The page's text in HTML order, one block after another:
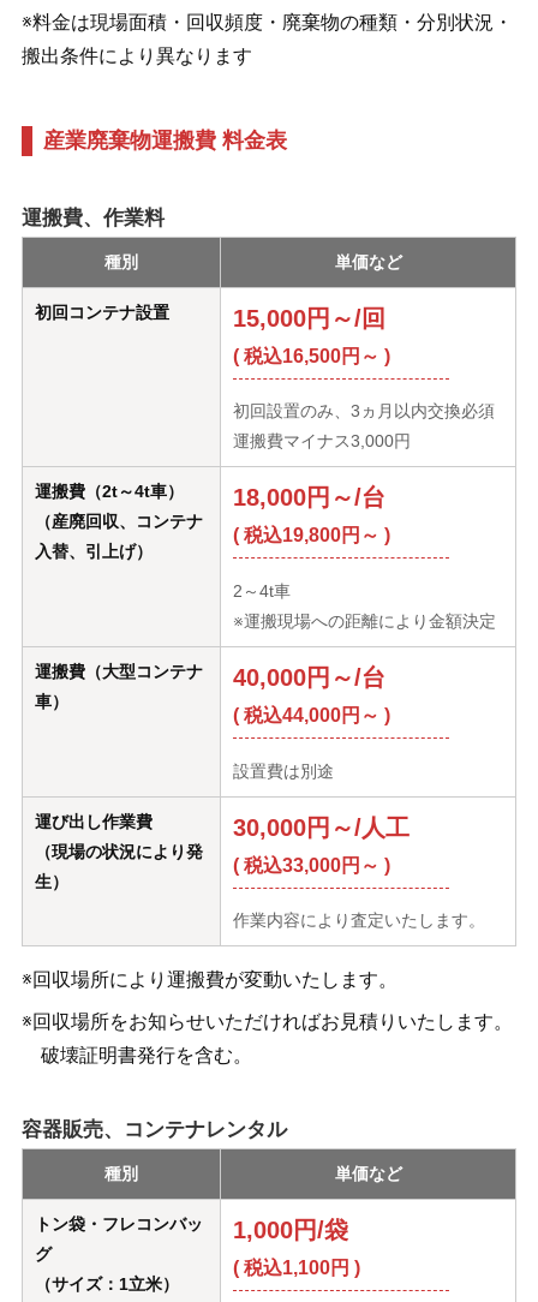
※料金は現場面積・回収頻度・廃棄物の種類・分別状況・
搬出条件により異なります
産業廃棄物運搬費 料金表
運搬費、作業料
種別 単価など
初回コンテナ設置 15,000円～/回
( 税込16,500円～ )
初回設置のみ、3ヵ月以内交換必須
運搬費マイナス3,000円
運搬費（2t～4t車）
（産廃回収、コンテナ
入替、引上げ）
18,000円～/台
( 税込19,800円～ )
2～4t車
※運搬現場への距離により金額決定
運搬費（大型コンテナ
車）
40,000円～/台
( 税込44,000円～ )
設置費は別途
運び出し作業費
（現場の状況により発
生）
30,000円～/人工
( 税込33,000円～ )
作業内容により査定いたします。
※回収場所により運搬費が変動いたします。
※回収場所をお知らせいただければお見積りいたします。
破壊証明書発行を含む。
容器販売、コンテナレンタル
種別 単価など
トン袋・フレコンバッ
グ
（サイズ：1立米）
1,000円/袋
( 税込1,100円 )